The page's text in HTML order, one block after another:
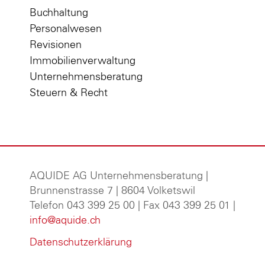
Buchhaltung
Personalwesen
Revisionen
Immobilienverwaltung
Unternehmensberatung
Steuern & Recht
AQUIDE AG Unternehmensberatung
Brunnenstrasse 7 | 8604 Volketswil
Telefon 043 399 25 00 | Fax 043 399 25 01 |
info@aquide.ch
Datenschutzerklärung